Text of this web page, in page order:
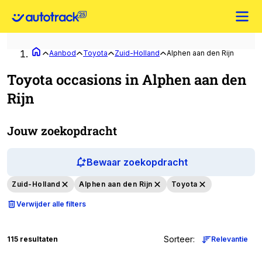
Aanbod Toyota Zuid-Holland Alphen aan den Rijn
Toyota occasions in Alphen aan den
Rijn
Jouw zoekopdracht
Bewaar zoekopdracht
Zuid-Holland Alphen aan den Rijn Toyota
Verwijder alle filters
115 resultaten Sorteer: Relevantie